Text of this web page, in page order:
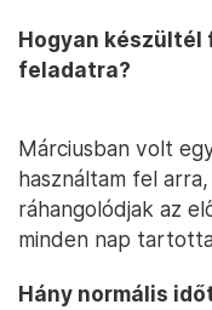
Hogyan készültél
feladatra?
Márciusban volt
használtam fel
ráhangolódjak az
minden nap
Hány normális